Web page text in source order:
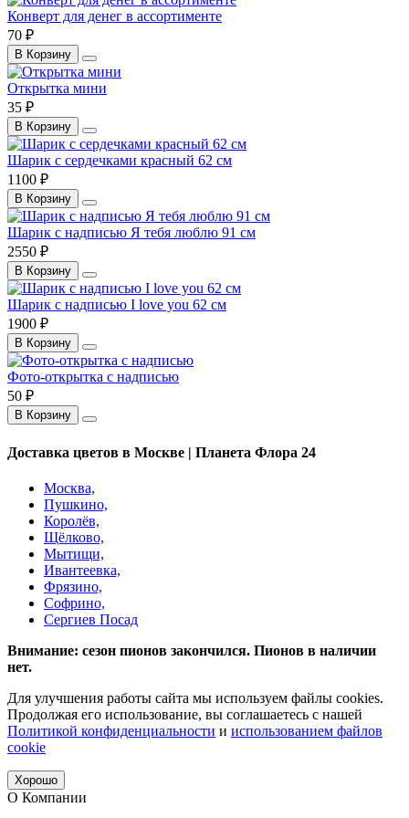
Конверт для денег в ассортименте
70 ₽
В Корзину
Открытка мини
35 ₽
В Корзину
Шарик с сердечками красный 62 см
1100 ₽
В Корзину
Шарик с надписью Я тебя люблю 91 см
2550 ₽
В Корзину
Шарик с надписью I love you 62 см
1900 ₽
В Корзину
Фото-открытка с надписью
50 ₽
В Корзину
Доставка цветов в Москве | Планета Флора 24
Москва,
Пушкино,
Королёв,
Щёлково,
Мытищи,
Ивантеевка,
Фрязино,
Софрино,
Сергиев Посад
Внимание: сезон пионов закончился. Пионов в наличии
нет.
Для улучшения работы сайта мы используем файлы cookies.
Продолжая его использование, вы соглашаетесь с нашей
Политикой конфиденциальности и использованием файлов
cookie
Хорошо
О Компании